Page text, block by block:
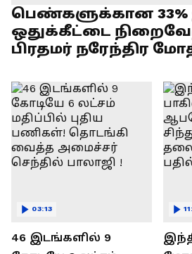
பெண்களுக்கான 33%
ஒதுக்கீட்டை
பிரதமர் நரேந்திர
46 இடங்களில் 9
03:13